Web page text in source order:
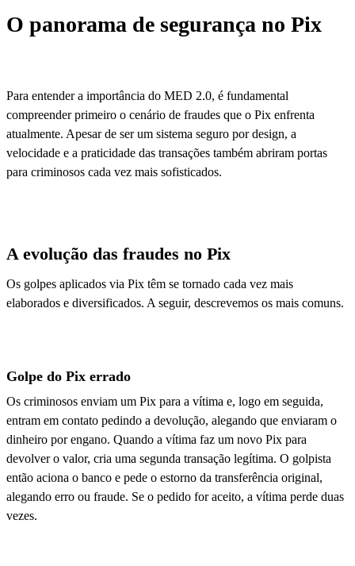
O panorama de segurança no Pix
Para entender a importância do MED 2.0, é fundamental
compreender primeiro o cenário de fraudes que o Pix enfrenta
atualmente. Apesar de ser um sistema seguro por design, a
velocidade e a praticidade das transações também abriram portas
para criminosos cada vez mais sofisticados.
A evolução das fraudes no Pix
Os golpes aplicados via Pix têm se tornado cada vez mais
elaborados e diversificados. A seguir, descrevemos os mais comuns.
Golpe do Pix errado
Os criminosos enviam um Pix para a vítima e, logo em seguida,
entram em contato pedindo a devolução, alegando que enviaram o
dinheiro por engano. Quando a vítima faz um novo Pix para
devolver o valor, cria uma segunda transação legítima. O golpista
então aciona o banco e pede o estorno da transferência original,
alegando erro ou fraude. Se o pedido for aceito, a vítima perde duas
vezes.